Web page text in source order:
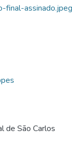
final-assinado.jpeg
de São Carlos